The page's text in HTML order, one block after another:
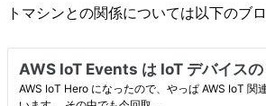
トマシンとの関係については以下のブ